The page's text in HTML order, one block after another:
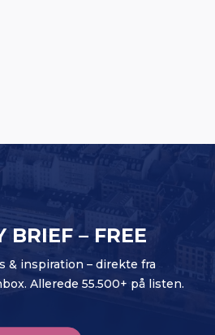
BRIEF – FREE
& inspiration – direkte fra
Allerede 55.500+ på listen.